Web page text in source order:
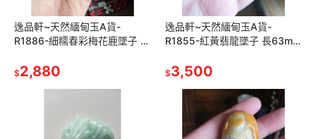
逸品軒~天然緬甸玉A貨-
R1886-細糯春彩梅花鹿墜子 長
質細糯,顏色漂亮。 寓
$2,880
逸品軒~天然緬甸玉A貨-
R1855-紅黃翡龍墜子 長63mm
亮~手工雕刻 龍是權勢
$3,500